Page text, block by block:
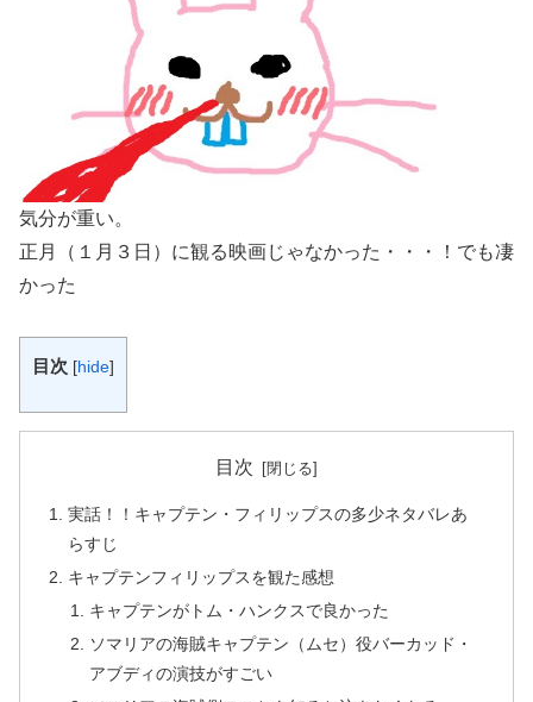
気分が重い。
正月（１月３日）に観る映画じゃなかった・・・！でも凄
かった
目次 [hide]
目次
実話！！キャプテン・フィリップスの多少ネタバレあ
らすじ
キャプテンフィリップスを観た感想
キャプテンがトム・ハンクスで良かった
ソマリアの海賊キャプテン（ムセ）役バーカッド・
アブディの演技がすごい